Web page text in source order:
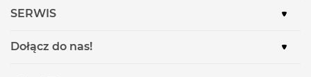
SERWIS
Dołącz do nas!